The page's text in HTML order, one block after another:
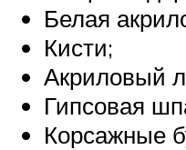
Белая
Кисти;
Акриловый
Гипсовая
Корсажные